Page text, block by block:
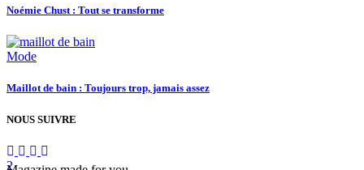
Noémie Chust : Tout se transforme
Mode
Maillot de bain : Toujours trop, jamais assez
NOUS SUIVRE